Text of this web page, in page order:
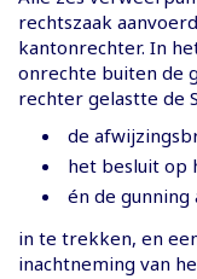
rechtszaak
kantonrechter. In
onrechte buiten de
rechter gelastte de
de
het besluit op
én de gunning
in te trekken, en
inachtneming van